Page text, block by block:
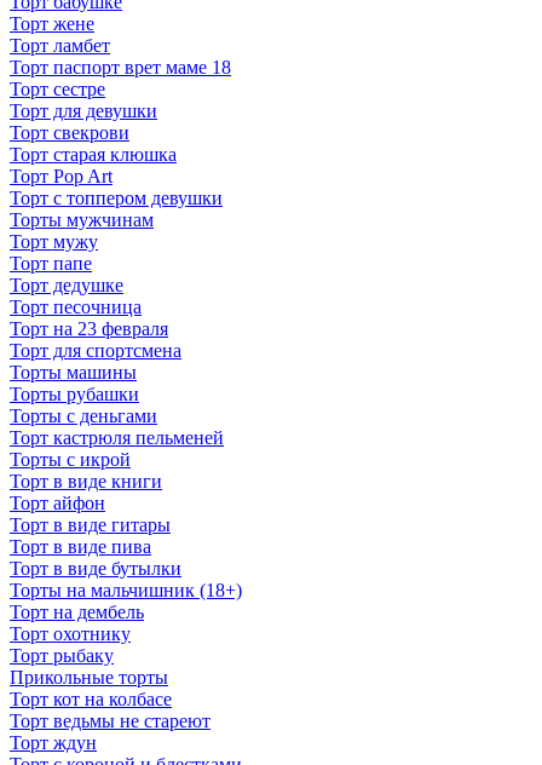
Торт жене
Торт ламбет
Торт паспорт врет маме 18
Торт сестре
Торт для девушки
Торт свекрови
Торт старая клюшка
Торт Pop Art
Торт с топпером девушки
Торты мужчинам
Торт мужу
Торт папе
Торт дедушке
Торт песочница
Торт на 23 февраля
Торт для спортсмена
Торты машины
Торты рубашки
Торты с деньгами
Торт кастрюля пельменей
Торты с икрой
Торт в виде книги
Торт айфон
Торт в виде гитары
Торт в виде пива
Торт в виде бутылки
Торты на мальчишник (18+)
Торт на дембель
Торт охотнику
Торт рыбаку
Прикольные торты
Торт кот на колбасе
Торт ведьмы не стареют
Торт ждун